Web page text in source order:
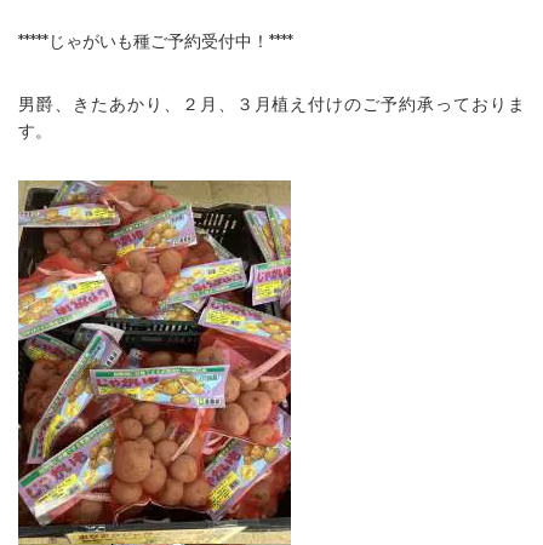
*****じゃがいも種ご予約受付中！****
男爵、きたあかり、２月、３月植え付けのご予約承っておりま
す。